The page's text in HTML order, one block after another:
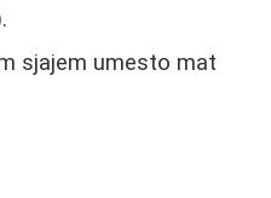
sjajem umesto mat